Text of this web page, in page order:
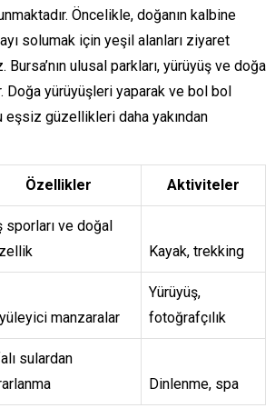
Öncelikle, doğanın kalbine
solumak için yeşil alanları ziyaret
ulusal parkları, yürüyüş ve doğa
Doğa yürüyüşleri yaparak ve bol bol
güzellikleri daha yakından
Özellikler Aktiviteler
sporları ve doğal
Kayak, trekking
manzaralar
Yürüyüş,
fotoğrafçılık
sulardan
Dinlenme, spa